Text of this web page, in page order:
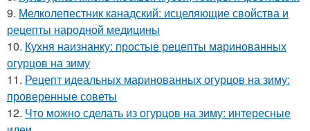
9. Мелколепестник канадский: исцеляющие свойства и
рецепты народной медицины
10. Кухня наизнанку: простые рецепты маринованных
огурцов на зиму
11. Рецепт идеальных маринованных огурцов на зиму:
проверенные советы
12. Что можно сделать из огурцов на зиму: интересные